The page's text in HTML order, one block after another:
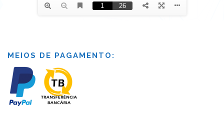
MEIOS DE PAGAMENTO: